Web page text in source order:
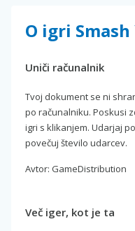
O igri Smash
Uniči računalnik
Tvoj dokument se ni
po računalniku. Poskusi
igri s klikanjem. Udarjaj
povečuj število udarcev.
Avtor: GameDistribution
Več iger, kot je ta